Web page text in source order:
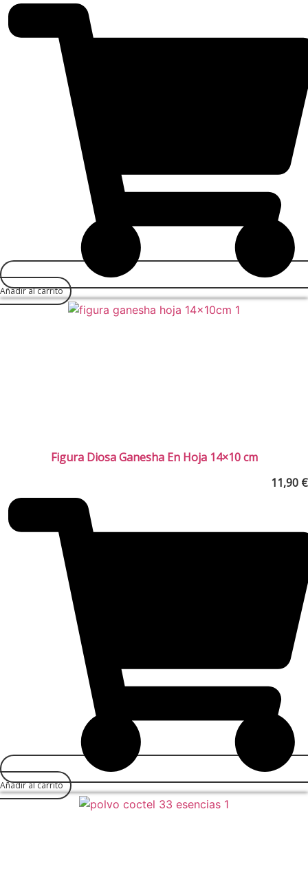
Añadir al carrito
Figura Diosa Ganesha En Hoja 14×10 cm
11,90 €
Añadir al carrito